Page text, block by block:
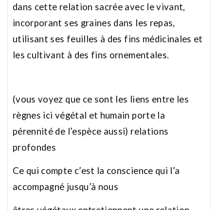
dans cette relation sacrée avec le vivant,
incorporant ses graines dans les repas,
utilisant ses feuilles à des fins médicinales et
les cultivant à des fins ornementales.
(vous voyez que ce sont les liens entre les
règnes ici végétal et humain porte la
pérennité de l’espèce aussi) relations
profondes
Ce qui compte c’est la conscience qui l’a
accompagné jusqu’à nous